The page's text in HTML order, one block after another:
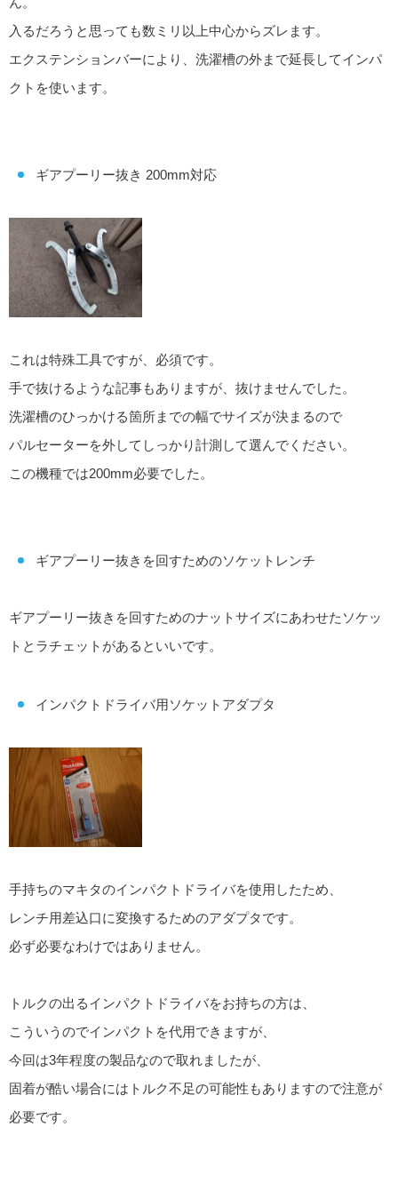
入るだろうと思っても数ミリ以上中心からズレます。
エクステンションバーにより、洗濯槽の外まで延長してインパ
クトを使います。
ギアプーリー抜き 200mm対応
これは特殊工具ですが、必須です。
手で抜けるような記事もありますが、抜けませんでした。
洗濯槽のひっかける箇所までの幅でサイズが決まるので
パルセーターを外してしっかり計測して選んでください。
この機種では200mm必要でした。
ギアプーリー抜きを回すためのソケットレンチ
ギアプーリー抜きを回すためのナットサイズにあわせたソケッ
トとラチェットがあるといいです。
インパクトドライバ用ソケットアダプタ
手持ちのマキタのインパクトドライバを使用したため、
レンチ用差込口に変換するためのアダプタです。
必ず必要なわけではありません。
トルクの出るインパクトドライバをお持ちの方は、
こういうのでインパクトを代用できますが、
今回は3年程度の製品なので取れましたが、
固着が酷い場合にはトルク不足の可能性もありますので注意が
必要です。